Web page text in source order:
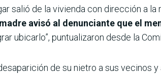
salió de la vivienda con dirección a
avisó al denunciante que el
ubicarlo”, puntualizaron desde la
de su nietro a sus vecinos